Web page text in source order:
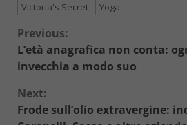
Victoria's Secret
Yoga
Continue
Reading
Previous:
L’età anagrafica non conta:
invecchia a modo suo
Next:
Frode sull’olio extravergine: